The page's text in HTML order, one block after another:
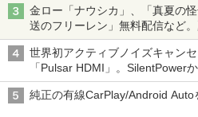
金ロー「ナウシカ」、「真夏の
送のフリーレン」無料配信など
世界初アクティブノイズキャン
「Pulsar HDMI」。SilentPower
純正の有線CarPlay/Android Auto